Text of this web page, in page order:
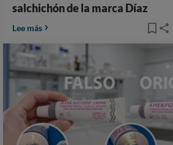
salchichón de la marca Díaz
Lee más